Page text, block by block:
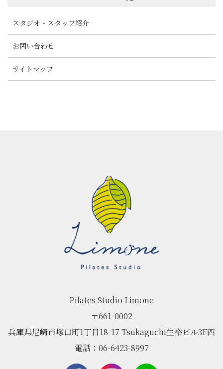
スタジオ・スタッフ紹介
お問い合わせ
サイトマップ
Pilates Studio Limone
〒661-0002
兵庫県尼崎市塚口町1丁目18-17 Tsukaguchi生裕ビル3F西
電話：06-6423-8997